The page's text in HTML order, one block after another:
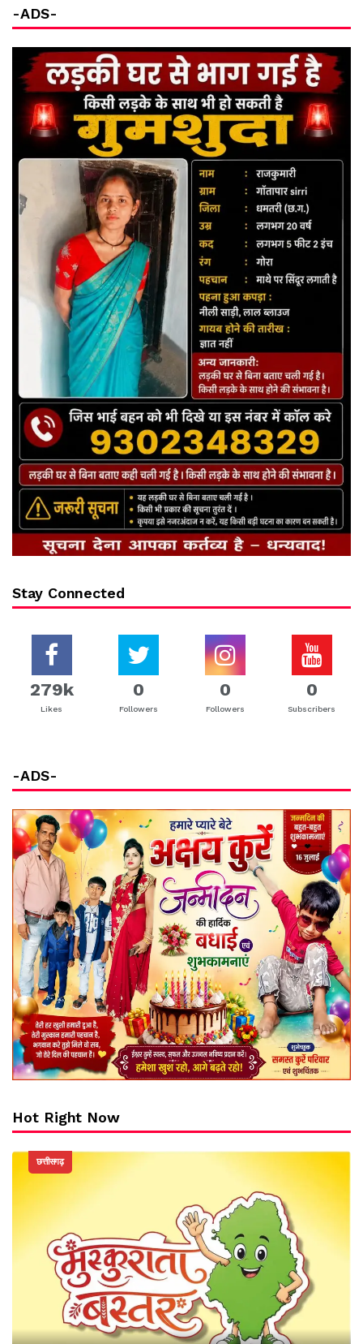
-ADS-
Stay Connected
279k
Likes
0
Followers
0
Followers
0
Subscribers
-ADS-
Hot Right Now
छत्तीसगढ़